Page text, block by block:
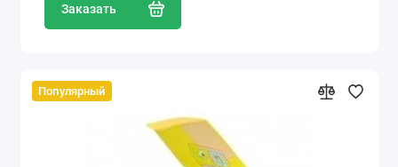
Заказать
Популярный